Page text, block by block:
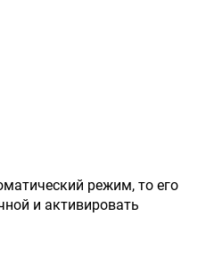
режим, то его
и активировать